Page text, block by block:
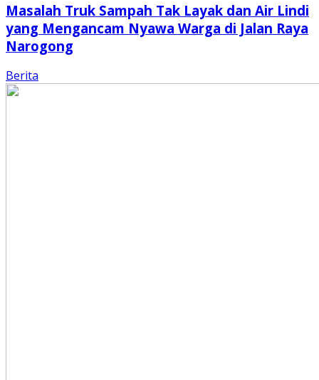
Masalah Truk Sampah Tak Layak dan Air Lindi
yang Mengancam Nyawa Warga di Jalan Raya
Narogong
Berita